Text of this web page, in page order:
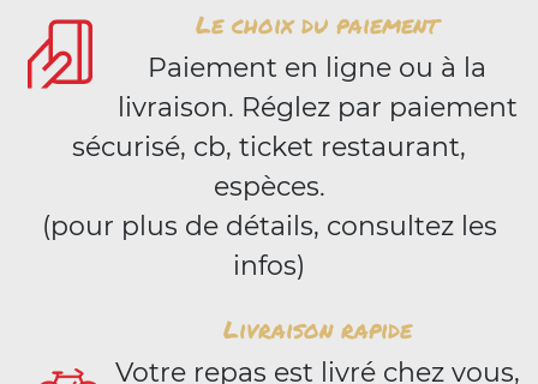
Le choix du paiement
Paiement en ligne ou à la
livraison. Réglez par paiement
sécurisé, cb, ticket restaurant,
espèces.
(pour plus de détails, consultez les
infos)
Livraison rapide
Votre repas est livré chez vous,